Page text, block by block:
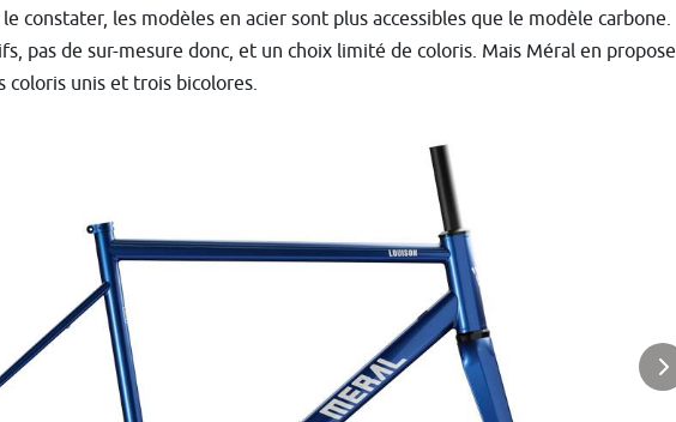
constater, les modèles en acier sont plus accessibles que le modèle carbone.
pas de sur-mesure donc, et un choix limité de coloris. Mais Méral en propose
coloris unis et trois bicolores.